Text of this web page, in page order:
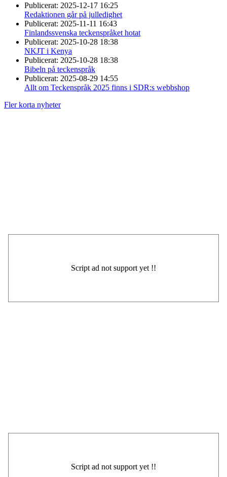
Publicerat: 2025-12-17 16:25
Redaktionen går på julledighet
Publicerat: 2025-11-11 16:43
Finlandssvenska teckenspråket hotat
Publicerat: 2025-10-28 18:38
NKJT i Kenya
Publicerat: 2025-10-28 18:38
Bibeln på teckenspråk
Publicerat: 2025-08-29 14:55
Allt om Teckenspråk 2025 finns i SDR:s webbshop
Fler korta nyheter